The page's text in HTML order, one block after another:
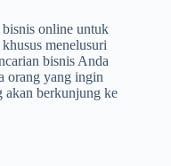
online untuk
menelusuri
bisnis Anda
orang yang ingin
akan berkunjung ke